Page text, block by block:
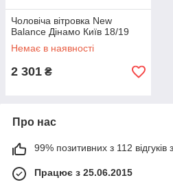
Чоловіча вітровка New
Balance Дінамо Київ 18/19
Немає в наявності
2 301 ₴
Про нас
99% позитивних з 112 відгуків
Працює з 25.06.2015